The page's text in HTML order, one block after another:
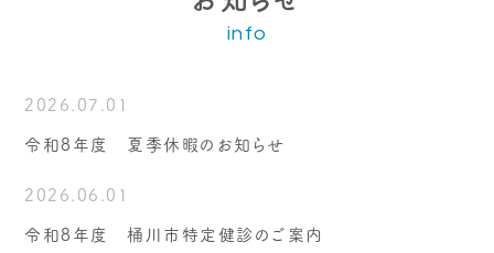
info
2026.07.01
令和8年度 夏季休暇のお知らせ
2026.06.01
令和8年度 桶川市特定健診のご案内